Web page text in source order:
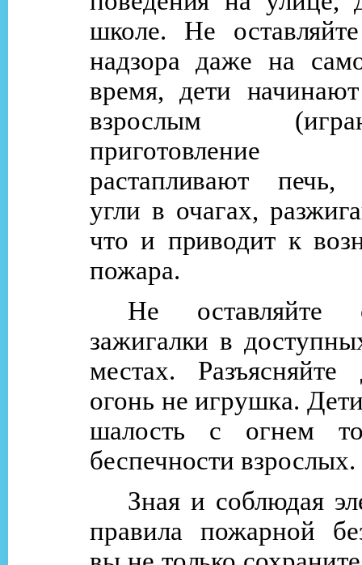
школе. Не
надзора даже на
время, дети
взрослым
растапливают печь,
угли в очагах,
что и приводит к
пожара.
Не оставляйте
зажигалки в
местах.
огонь не игрушка.
шалость с огнем
беспечности взрослых.
Зная и соблюдая
правила пожарной